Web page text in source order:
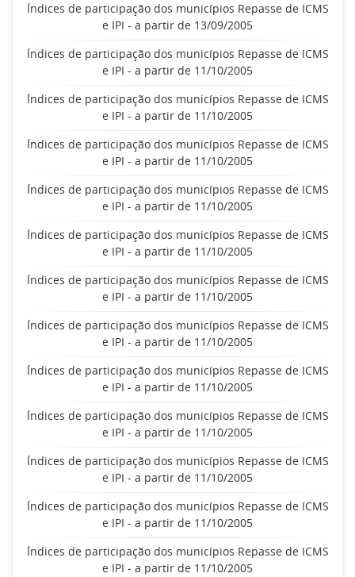
Índices de participação dos municípios Repasse de ICMS
e IPI - a partir de 13/09/2005
Índices de participação dos municípios Repasse de ICMS
e IPI - a partir de 11/10/2005
Índices de participação dos municípios Repasse de ICMS
e IPI - a partir de 11/10/2005
Índices de participação dos municípios Repasse de ICMS
e IPI - a partir de 11/10/2005
Índices de participação dos municípios Repasse de ICMS
e IPI - a partir de 11/10/2005
Índices de participação dos municípios Repasse de ICMS
e IPI - a partir de 11/10/2005
Índices de participação dos municípios Repasse de ICMS
e IPI - a partir de 11/10/2005
Índices de participação dos municípios Repasse de ICMS
e IPI - a partir de 11/10/2005
Índices de participação dos municípios Repasse de ICMS
e IPI - a partir de 11/10/2005
Índices de participação dos municípios Repasse de ICMS
e IPI - a partir de 11/10/2005
Índices de participação dos municípios Repasse de ICMS
e IPI - a partir de 11/10/2005
Índices de participação dos municípios Repasse de ICMS
e IPI - a partir de 11/10/2005
Índices de participação dos municípios Repasse de ICMS
e IPI - a partir de 11/10/2005